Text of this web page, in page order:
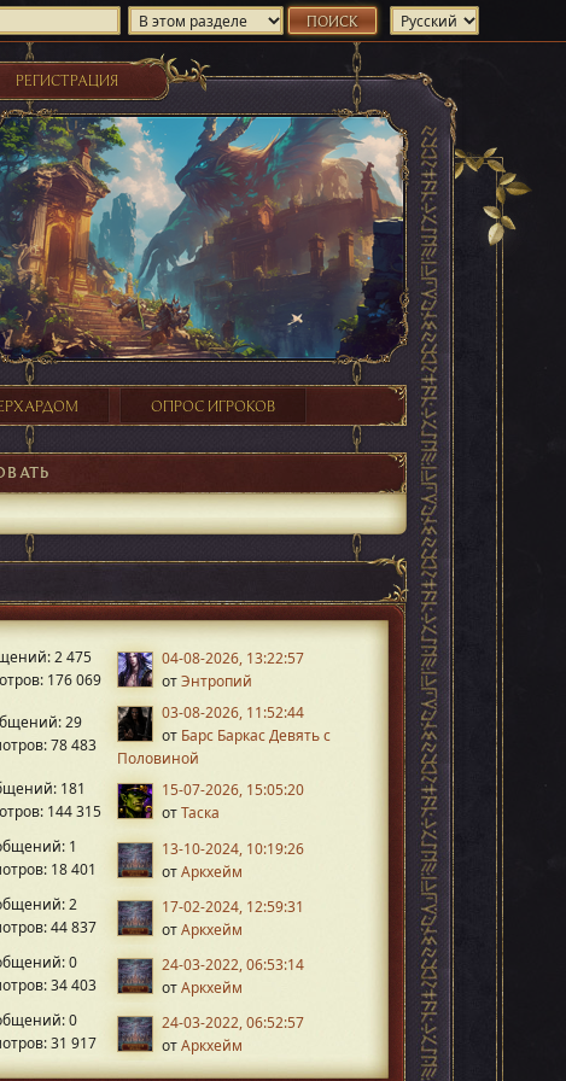
РЕГИСТРАЦИЯ
ОПРОС ИГРОКОВ
2 475
176 069
04-08-2026, 13:22:57
отЭнтропий
29
78 483
03-08-2026, 11:52:44
от Барс Баркас Девять с
Половиной
181
144 315
15-07-2026, 15:05:20
отТаска
1
18 401
13-10-2024, 10:19:26
отАркхейм
2
44 837
17-02-2024, 12:59:31
отАркхейм
0
34 403
24-03-2022, 06:53:14
отАркхейм
0
31 917
24-03-2022, 06:52:57
отАркхейм